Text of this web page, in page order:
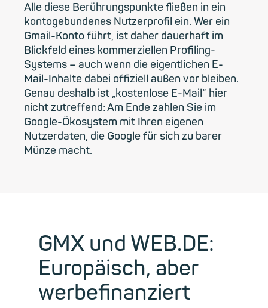
Alle diese Berührungspunkte fließen in ein
kontogebundenes Nutzerprofil ein. Wer ein
Gmail-Konto führt, ist daher dauerhaft im
Blickfeld eines kommerziellen Profiling-
Systems – auch wenn die eigentlichen E-
Mail-Inhalte dabei offiziell außen vor bleiben.
Genau deshalb ist „kostenlose E-Mail“ hier
nicht zutreffend: Am Ende zahlen Sie im
Google-Ökosystem mit Ihren eigenen
Nutzerdaten, die Google für sich zu barer
Münze macht.
GMX und WEB.DE:
Europäisch, aber
werbefinanziert